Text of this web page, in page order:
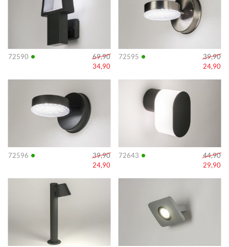
72590 •
69,90
34,90
72595 •
39,90
24,90
72596 •
39,90
24,90
Info
72643 •
44,90
29,90
Info
Info Info